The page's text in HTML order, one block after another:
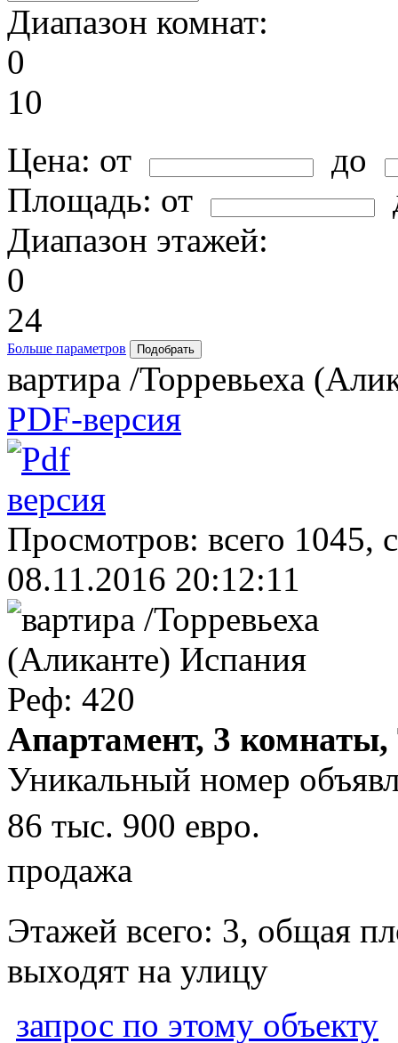
Диапазон комнат:
0
10
Цена: от
до
Площадь: от
Диапазон этажей:
0
24
Больше параметров
вартира /Торревьеха
PDF-версия
Просмотров: всего 1045,
08.11.2016 20:12:11
Апартамент, 3 комнаты,
Уникальный номер
86 тыс. 900 евро.
продажа
Этажей всего: 3, общая
выходят на улицу
запрос по этому объекту